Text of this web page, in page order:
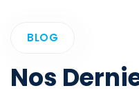
BLOG
Nos